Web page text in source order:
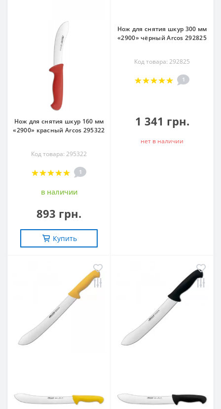
Нож для снятия шкур 160 мм
«2900» красный Arcos 295322
Код товара: 295322
1
в наличии
893 грн.
Купить
Нож для снятия шкур 300 мм
«2900» чёрный Arcos 292825
Код товара: 292825
1
1 341 грн.
нет в наличии